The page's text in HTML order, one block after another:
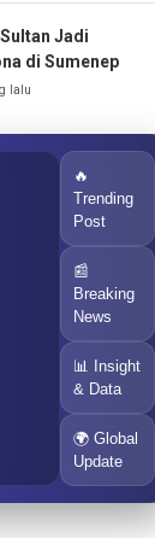
Jadi
di Sumenep
lalu
🔥
Trending
Post
📰
Breaking
News
📊 Insight
& Data
🌍 Global
Update